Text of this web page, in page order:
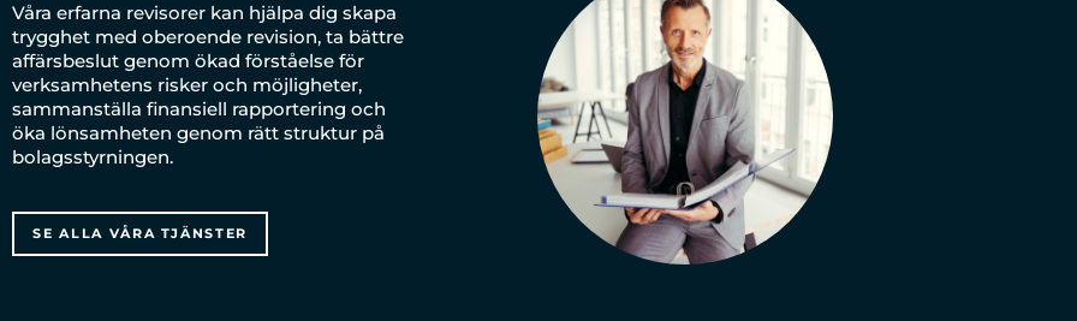
Våra erfarna revisorer kan hjälpa dig skapa
trygghet med oberoende revision, ta bättre
affärsbeslut genom ökad förståelse för
verksamhetens risker och möjligheter,
sammanställa finansiell rapportering och
öka lönsamheten genom rätt struktur på
bolagsstyrningen.
SE ALLA VÅRA TJÄNSTER